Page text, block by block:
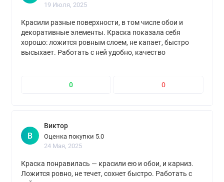
19 Июля, 2025
Красили разные поверхности, в том числе обои и
декоративные элементы. Краска показала себя
хорошо: ложится ровным слоем, не капает, быстро
высыхает. Работать с ней удобно, качество
0 0
В
Виктор
Оценка покупки 5.0
24 Мая, 2025
Краска понравилась — красили ею и обои, и карниз.
Ложится ровно, не течет, сохнет быстро. Работать с